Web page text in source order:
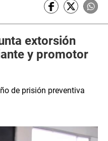
extorsión
y promotor
de prisión preventiva